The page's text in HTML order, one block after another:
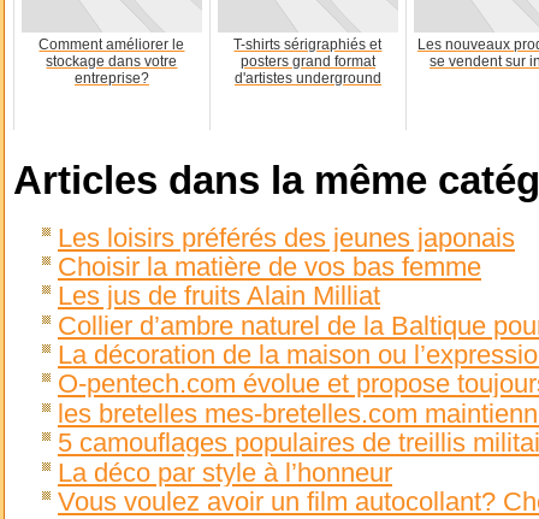
Comment améliorer le
stockage dans votre
entreprise?
T-shirts sérigraphiés et
posters grand format
d'artistes underground
Les nouveaux
se vendent sur
Articles dans la même
Les loisirs préférés des jeunes japonais
Choisir la matière de vos bas femme
Les jus de fruits Alain Milliat
Collier d’ambre naturel de la Baltique
La décoration de la maison ou
O-pentech.com évolue et propose
les bretelles mes-bretelles.com
5 camouflages populaires de treillis
La déco par style à l’honneur
Vous voulez avoir un film autocollant?